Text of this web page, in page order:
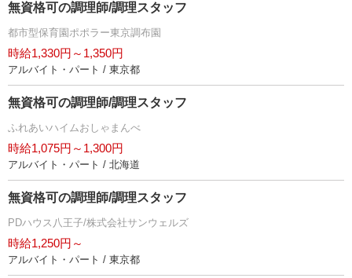
無資格可の調理師/調理スタッフ
都市型保育園ポポラー東京調布園
時給1,330円～1,350円
アルバイト・パート / 東京都
無資格可の調理師/調理スタッフ
ふれあいハイムおしゃまんべ
時給1,075円～1,300円
アルバイト・パート / 北海道
無資格可の調理師/調理スタッフ
PDハウス八王子/株式会社サンウェルズ
時給1,250円～
アルバイト・パート / 東京都